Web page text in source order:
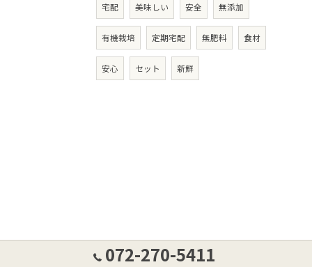
宅配 美味しい 安全 無添加
有機栽培 定期宅配 無肥料 食材
安心 セット 新鮮
072-270-5411